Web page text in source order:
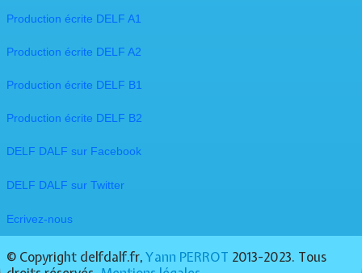
Production écrite DELF A1
Production écrite DELF A2
Production écrite DELF B1
Production écrite DELF B2
DELF DALF sur Facebook
​DELF DALF sur Twitter
Ecrivez-nous
© Copyright delfdalf.fr,Yann PERROT 2013-2023. Tous